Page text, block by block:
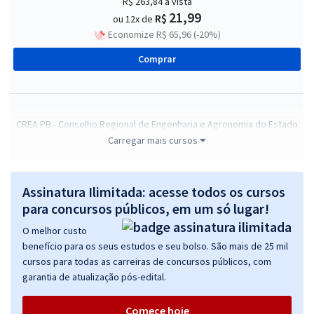
ou 12x de R$ 21,99
Economize R$ 65,96 (-20%)
Comprar
CREA PB - Conselho Regional de Engenharia e Agronomia do Estado
da Paraíba - Conhecimentos Básicos para os Cargos de Nível Médio
R$ 263,84à vista
ou 12x de R$21,99
Economize R$ 65,96 (-20%)
Comprar
CREA PB - Conselho Regional de Engenharia e Agronomia do Estado
Carregar mais cursos
Assinatura Ilimitada: acesse todos os cursos
para concursos públicos, em um só lugar!
O melhor custo
benefício para os seus estudos e seu bolso. São mais de 25 mil
cursos para todas as carreiras de concursos públicos, com
garantia de atualização pós-edital.
Comece hoje